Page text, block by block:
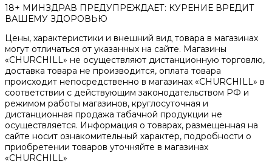
18+ МИНЗДРАВ ПРЕДУПРЕЖДАЕТ: КУРЕНИЕ ВРЕДИТ
ВАШЕМУ ЗДОРОВЬЮ
Цены, характеристики и внешний вид товара в магазинах
могут отличаться от указанных на сайте. Магазины
«CHURCHILL» не осуществляют дистанционную торговлю,
доставка товара не производится, оплата товара
происходит непосредственно в магазинах «CHURCHILL» в
соответствии с действующим законодательством РФ и
режимом работы магазинов, круглосуточная и
дистанционная продажа табачной продукции не
осуществляется. Информация о товарах, размещенная на
сайте носит ознакомительный характер, подробности о
приобретении товаров уточняйте в магазинах
«CHURCHILL»